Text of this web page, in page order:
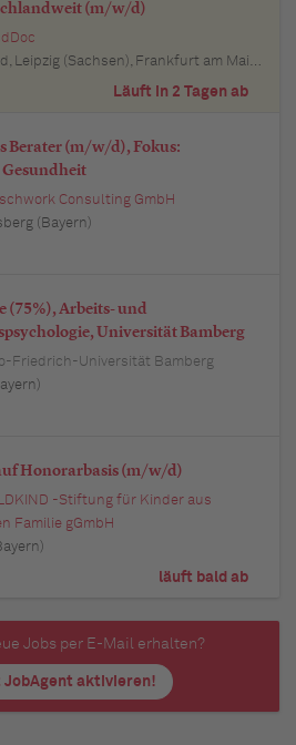
(m/w/d)
(Nordrhein-Westfalen), Köln (Nordrhein-Westfalen), Bremen, Lübeck (Schleswig-Holstein), Bonn (Nordrhein-Westfalen), Trier (Rheinland-Pfalz), Dresden (Sachsen), Erfurt (Thüringen), Dortmund (Nordrhein-Westfalen), Bayern, Düsseldorf (Nordrhein-Westfalen), Kiel (Schleswig-Holstein), Münster (Nordrhein-Westfalen), Sachsen, Sachsen-Anhalt, Baden-Württemberg, Brandenburg, Bremen, Hamburg, Hessen, Mecklenburg-Vorpommern, Niedersachsen, Nordrhein-Westfalen, Rheinland-Pfalz, Saarland, Schleswig-Holstein
Läuft in 2 Tagen ab
Berater (m/w/d), Fokus:
Consulting GmbH
(Bayern)
(75%), Arbeits- und
Universität Bamberg
Friedrich-Universität Bamberg
Honorarbasis (m/w/d)
-Stiftung für Kinder aus
Familie gGmbH
läuft bald ab
Jobs per E-Mail erhalten?
JobAgent aktivieren!